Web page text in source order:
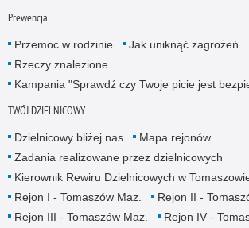
Prewencja
Przemoc w rodzinie
Jak uniknąć zagrożeń
Rzeczy znalezione
Kampania "Sprawdź czy Twoje picie jest
TWÓJ DZIELNICOWY
Dzielnicowy bliżej nas
Mapa rejonów
Zadania realizowane przez dzielnicowych
Kierownik Rewiru Dzielnicowych w
Rejon I - Tomaszów Maz.
Rejon II -
Rejon III - Tomaszów Maz.
Rejon IV -